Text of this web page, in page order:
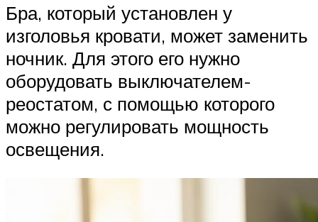
Бра, который установлен у
изголовья кровати, может заменить
ночник. Для этого его нужно
оборудовать выключателем-
реостатом, с помощью которого
можно регулировать мощность
освещения.